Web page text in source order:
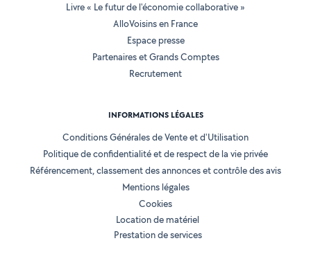
Livre « Le futur de l'économie collaborative »
AlloVoisins en France
Espace presse
Partenaires et Grands Comptes
Recrutement
INFORMATIONS LÉGALES
Conditions Générales de Vente et d'Utilisation
Politique de confidentialité et de respect de la vie privée
Référencement, classement des annonces et contrôle des avis
Mentions légales
Cookies
Location de matériel
Prestation de services